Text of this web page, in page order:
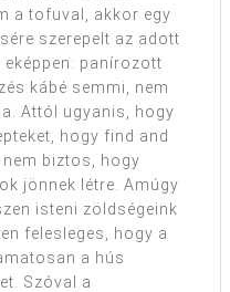
a tofuval, akkor egy
szerepelt az adott
eképpen: panírozott
kábé semmi, nem
Attól ugyanis, hogy
hogy find and
biztos, hogy
jönnek létre. Amúgy
isteni zöldségeink
felesleges, hogy a
a hús
Szóval a